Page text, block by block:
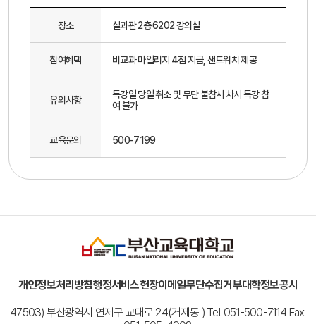
장소 실과관 2층 6202 강의실
참여혜택 비교과 마일리지 4점 지급, 샌드위치 제공
유의사항
특강일 당일 취소 및 무단 불참시 차시 특강 참
여 불가
교육문의 500-7199
개인정보처리방침행정서비스헌장이메일무단수집거부대학정보공시
47503) 부산광역시 연제구 교대로 24(거제동 ) Tel. 051-500-7114 Fax.